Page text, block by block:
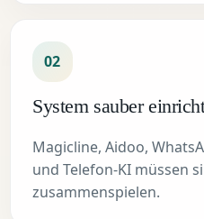
02
System sauber
Magicline, Aidoo,
und Telefon-KI müssen
zusammenspielen.